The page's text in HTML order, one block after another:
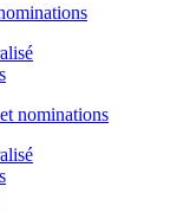
nominations